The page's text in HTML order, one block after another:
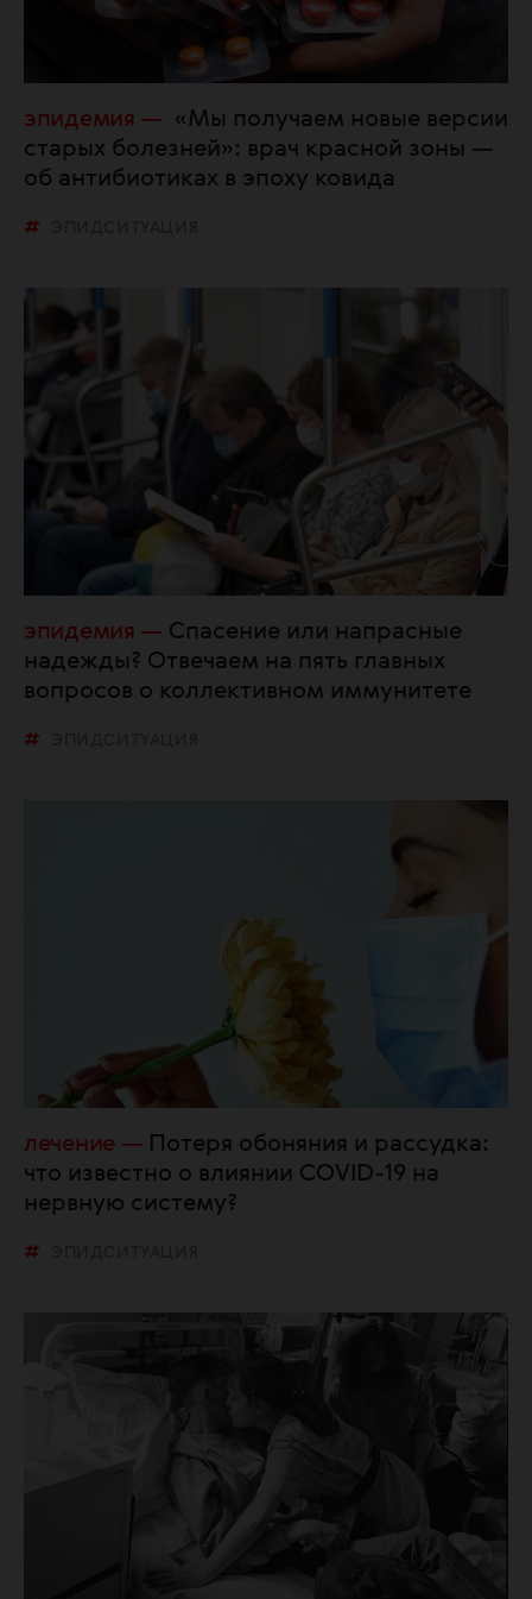
эпидемия
«Мы получаем новые версии
старых болезней»: врач красной зоны —
об антибиотиках в эпоху ковида
эпидемия
Спасение или напрасные
надежды? Отвечаем на пять главных
вопросов о коллективном иммунитете
лечение
Потеря обоняния и рассудка:
что известно о влиянии COVID-19 на
нервную систему?